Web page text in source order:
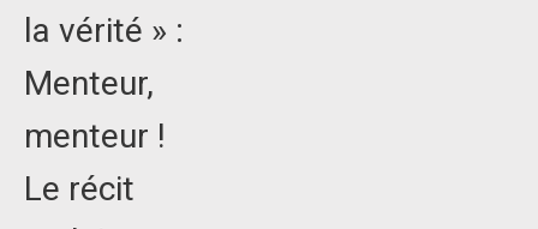
la vérité » :
Menteur,
menteur !
Le récit